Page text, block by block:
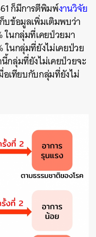
ก็มีการตีพิมพ์งานวิจัย
บข้อมูลเพิ่มเติมพบว่า
ในกลุ่มที่เคยป่วยมา
ในกลุ่มที่ยังไม่เคยป่วย
กลุ่มที่ยังไม่เคยป่วยจะ
อเทียบกับกลุ่มที่ยังไม่
EMAIL